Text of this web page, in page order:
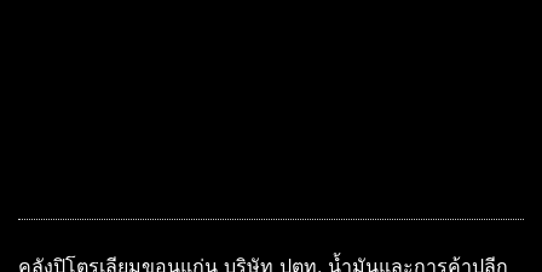
คลังปิโตรเลียมขอนแก่น บริษัท ปตท. น้ำมันและการค้าปลีก